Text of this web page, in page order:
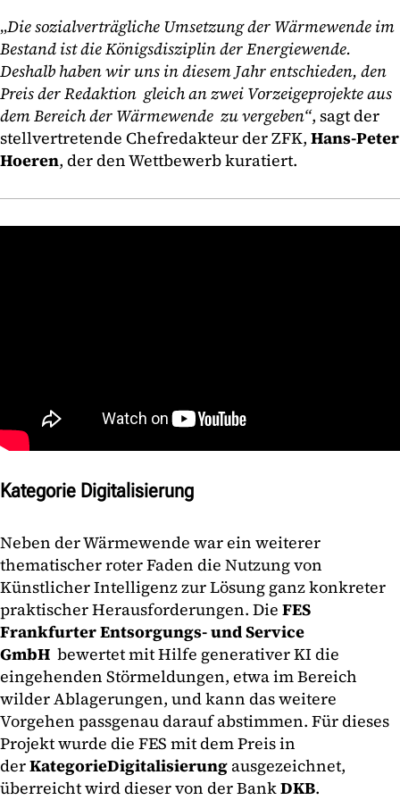
„Die sozialverträgliche Umsetzung der Wärmewende im
Bestand ist die Königsdisziplin der Energiewende.
Deshalb haben wir uns in diesem Jahr entschieden, den
Preis der Redaktion gleich an zwei Vorzeigeprojekte aus
dem Bereich der Wärmewende zu vergeben“, sagt der
stellvertretende Chefredakteur der ZFK, Hans-Peter
Hoeren, der den Wettbewerb kuratiert.
Kategorie Digitalisierung
Neben der Wärmewende war ein weiterer
thematischer roter Faden die Nutzung von
Künstlicher Intelligenz zur Lösung ganz konkreter
praktischer Herausforderungen. Die FES
Frankfurter Entsorgungs- und Service
GmbH bewertet mit Hilfe generativer KI die
eingehenden Störmeldungen, etwa im Bereich
wilder Ablagerungen, und kann das weitere
Vorgehen passgenau darauf abstimmen. Für dieses
Projekt wurde die FES mit dem Preis in
derKategorieDigitalisierungausgezeichnet,
überreicht wird dieser von der BankDKB.